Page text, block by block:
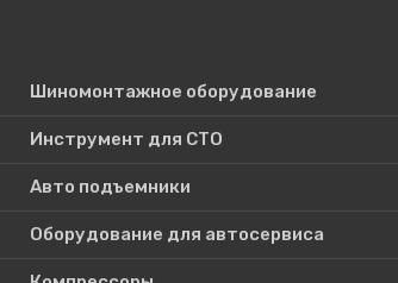
Шиномонтажное оборудование
Инструмент для СТО
Авто подъемники
Оборудование для автосервиса
Поиск по сайту